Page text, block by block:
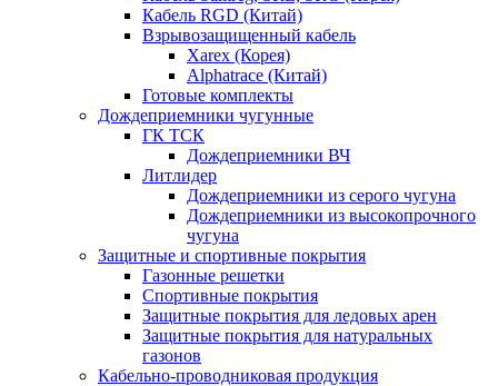
Кабель RGD (Китай)
Взрывозащищенный кабель
Xarex (Корея)
Alphatrace (Китай)
Готовые комплекты
Дождеприемники чугунные
ГК ТСК
Дождеприемники ВЧ
Литлидер
Дождеприемники из серого чугуна
Дождеприемники из высокопрочного
чугуна
Защитные и спортивные покрытия
Газонные решетки
Спортивные покрытия
Защитные покрытия для ледовых арен
Защитные покрытия для натуральных
газонов
Кабельно-проводниковая продукция